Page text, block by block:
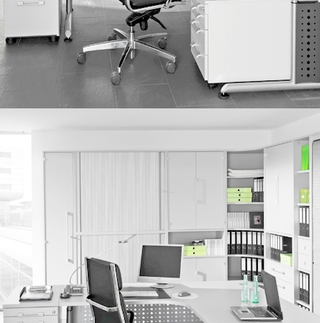
IMG_0061_2